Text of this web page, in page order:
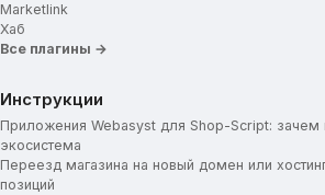
Marketlink
Хаб
Все плагины →
Инструкции
Приложения Webasyst для Shop-Script: зачем
экосистема
Переезд магазина на новый домен или
позиций